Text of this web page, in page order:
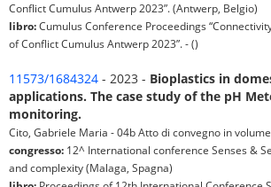
Conflict Cumulus Antwerp 2023”. (Antwerp, Belgio)
libro:Cumulus Conference Proceedings
of Conflict Cumulus Antwerp 2023”. - ()
11573/1684324 - 2023 - Bioplastics in
applications. The case study of the pH
monitoring.
Cito, Gabriele Maria - 04b Atto di convegno in volume
congresso: 12^ International conference Senses &
and complexity (Malaga, Spagna)